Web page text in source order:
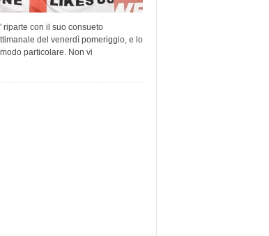
riparte con il suo consueto
del venerdì pomeriggio, e lo
particolare. Non vi